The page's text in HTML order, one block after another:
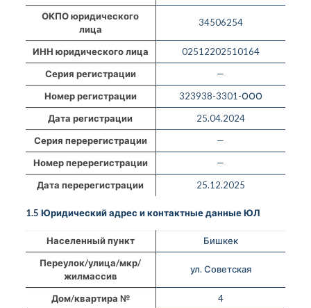
ОКПО юридического
лица
34506254
ИНН юридического лица
02512202510164
Серия регистрации
—
Номер регистрации
323938-3301-ООО
Дата регистрации
25.04.2024
Серия перерегистрации
—
Номер перерегистрации
—
Дата перерегистрации
25.12.2025
1.5 Юридический адрес и контактные данные ЮЛ
Населенный пункт
Бишкек
Переулок/улица/мкр/
жилмассив
ул. Советская
Дом/квартира №
4